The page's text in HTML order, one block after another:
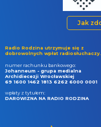
Jak
Radio Rodzina utrzymuje się z
dobrowolnych wpłat radiosłuchaczy.
numer rachunku bankowego:
Johanneum - grupa medialna
Archidiecezji Wrocławskiej
69 1600 1462 1813 6262 6000 0001
wpłaty z tytułem:
DAROWIZNA NA RADIO RODZINA